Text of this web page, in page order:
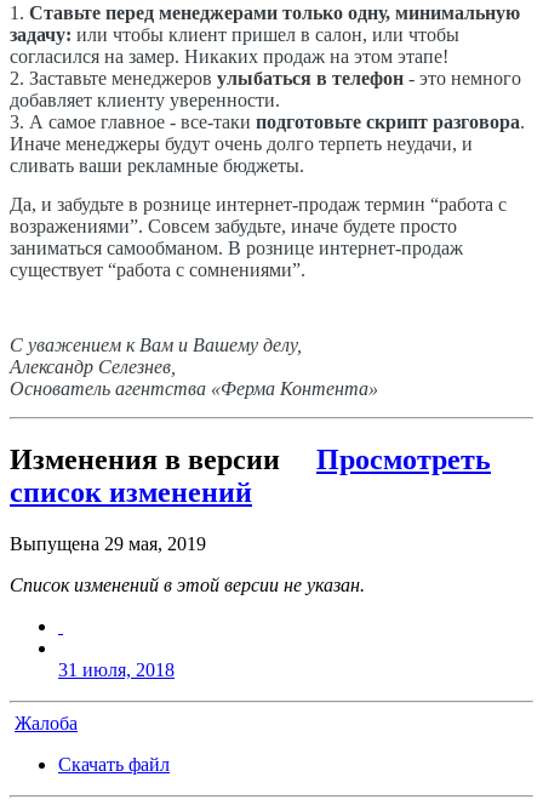
1. Ставьте перед менеджерами только одну, минимальную
задачу: или чтобы клиент пришел в салон, или чтобы
согласился на замер. Никаких продаж на этом этапе!
2. Заставьте менеджеров улыбаться в телефон - это немного
добавляет клиенту уверенности.
3. А самое главное - все-таки подготовьте скрипт разговора.
Иначе менеджеры будут очень долго терпеть неудачи, и
сливать ваши рекламные бюджеты.
Да, и забудьте в рознице интернет-продаж термин “работа с
возражениями”. Совсем забудьте, иначе будете просто
заниматься самообманом. В рознице интернет-продаж
существует “работа с сомнениями”.
С уважением к Вам и Вашему делу,
Александр Селезнев,
Основатель агентства «Ферма Контента»
Изменения в версии
Просмотреть
список изменений
Выпущена 29 мая, 2019
Список изменений в этой версии не указан.
31 июля, 2018
Жалоба
Скачать файл